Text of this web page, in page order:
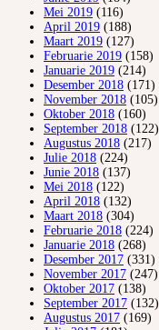
Mei 2019 (116)
April 2019 (188)
Maart 2019 (127)
Februarie 2019 (158)
Januarie 2019 (214)
Desember 2018 (171)
November 2018 (105)
Oktober 2018 (160)
September 2018 (122)
Augustus 2018 (217)
Julie 2018 (224)
Junie 2018 (137)
Mei 2018 (122)
April 2018 (132)
Maart 2018 (304)
Februarie 2018 (224)
Januarie 2018 (268)
Desember 2017 (331)
November 2017 (247)
Oktober 2017 (138)
September 2017 (132)
Augustus 2017 (169)